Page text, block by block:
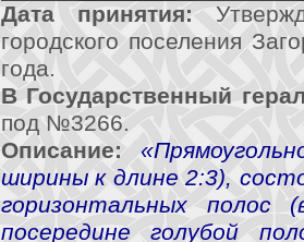
Дата принятия:
городского поселения
года.
В Государственный
под №3266.
Описание:
ширины к длине 2:3),
горизонтальных
посередине голубой